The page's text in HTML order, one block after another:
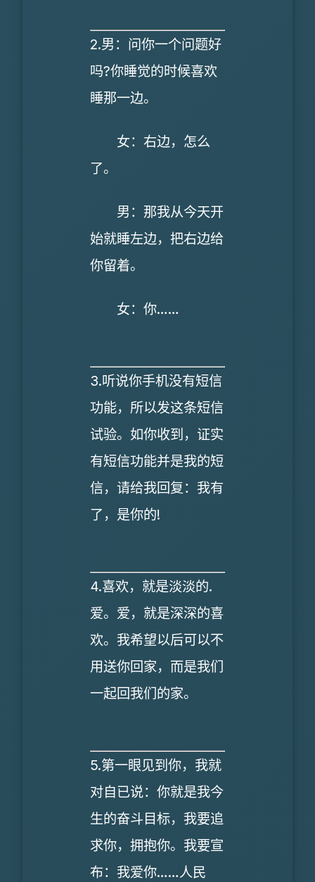
2.男：问你一个问题好
吗?你睡觉的时候喜欢
睡那一边。
女：右边，怎么
了。
男：那我从今天开
始就睡左边，把右边给
你留着。
女：你……
3.听说你手机没有短信
功能，所以发这条短信
试验。如你收到，证实
有短信功能并是我的短
信，请给我回复：我有
了，是你的!
4.喜欢，就是淡淡的.
爱。爱，就是深深的喜
欢。我希望以后可以不
用送你回家，而是我们
一起回我们的家。
5.第一眼见到你，我就
对自已说：你就是我今
生的奋斗目标，我要追
求你，拥抱你。我要宣
布：我爱你……人民